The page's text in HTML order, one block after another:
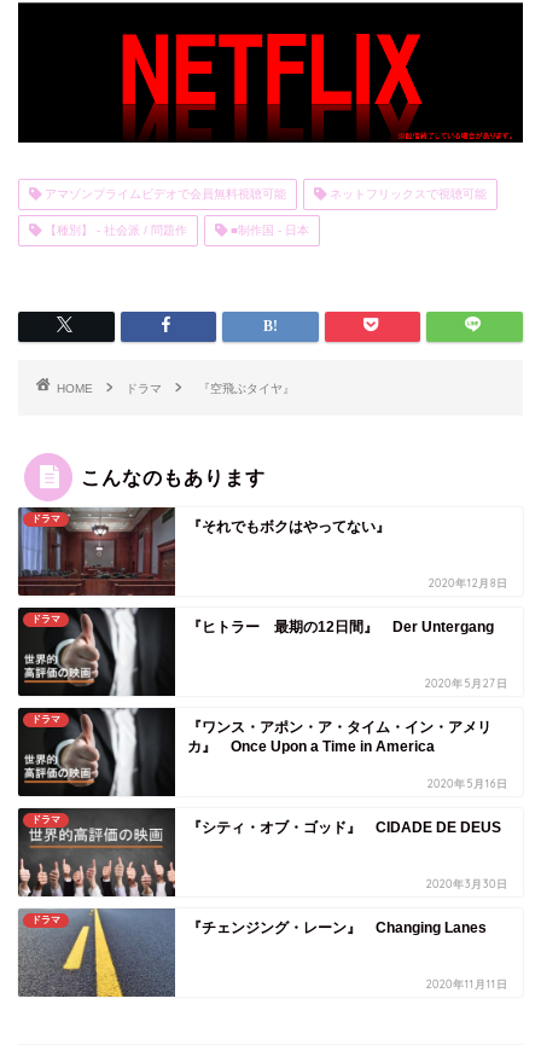
アマゾンプライムビデオで会員無料視聴可能 ネットフリックスで視聴可能
【種別】 - 社会派 / 問題作 ■制作国 - 日本
HOME ドラマ 『空飛ぶタイヤ』
こんなのもあります
ドラマ 『それでもボクはやってない』
2020年12月8日
ドラマ 『ヒトラー 最期の12日間』 Der Untergang
2020年5月27日
ドラマ
『ワンス・アポン・ア・タイム・イン・アメリ
カ』 Once Upon a Time in America
2020年5月16日
ドラマ 『シティ・オブ・ゴッド』 CIDADE DE DEUS
2020年3月30日
ドラマ 『チェンジング・レーン』 Changing Lanes
2020年11月11日